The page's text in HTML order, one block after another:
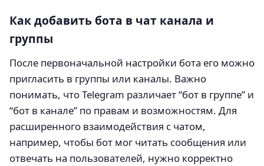
Как добавить бота в чат канала и
группы
После первоначальной настройки бота его можно
пригласить в группы или каналы. Важно
понимать, что Telegram различает “бот в группе” и
“бот в канале” по правам и возможностям. Для
расширенного взаимодействия с чатом,
например, чтобы бот мог читать сообщения или
отвечать на пользователей, нужно корректно